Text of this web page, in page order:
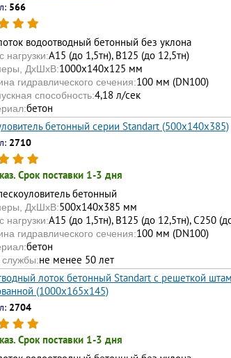
566
водоотводный бетонный без уклона
нагрузки:А15 (до 1,5тн), В125 (до 12,5тн)
ДхШхВ:1000х140х125 мм
гидравлического сечения:100 мм (DN100)
способность:4,18 л/сек
бетон
бетонный серии Standart (500x140x385)
2710
Срок поставки 1-3 дня
бетонный
ДхШхВ:500x140x385 мм
нагрузки:А15 (до 1,5тн), В125 (до 12,5тн), С250
гидравлического сечения:100 мм (DN100)
бетон
службы:не менее 50 лет
лоток бетонный Standart с решеткой
(1000x165x145)
2704
Срок поставки 1-3 дня